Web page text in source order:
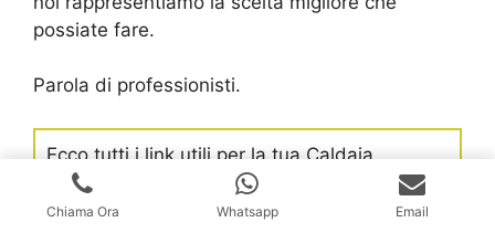
possiate fare.
Parola di professionisti.
Ecco tutti i link utili per la tua Caldaia
Beretta:
Chiama Ora Whatsapp Email